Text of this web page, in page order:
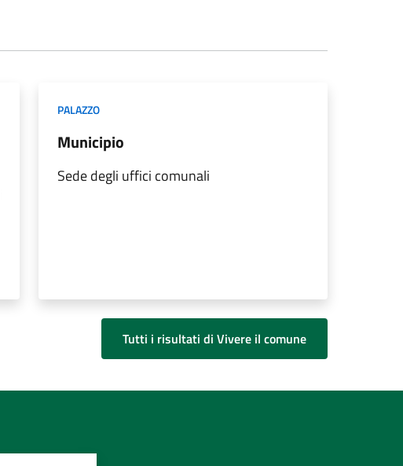
PALAZZO
Municipio
Sede degli uffici comunali
Tutti i risultati di Vivere il comune